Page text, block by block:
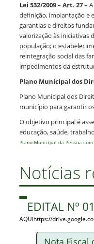
Lei 532/2009 – Art. 27 –
definição, implantação e
garantias e direitos
valorização às iniciativas
população; o
reintegração social das
impedimentos da
Plano Municipal dos
Plano Municipal dos
município para garantir
O objetivo principal é
educação, saúde,
Plano Municipal da Pessoa
Notícias
EDITAL Nº
AQUIhttps://
Nota Fiscal